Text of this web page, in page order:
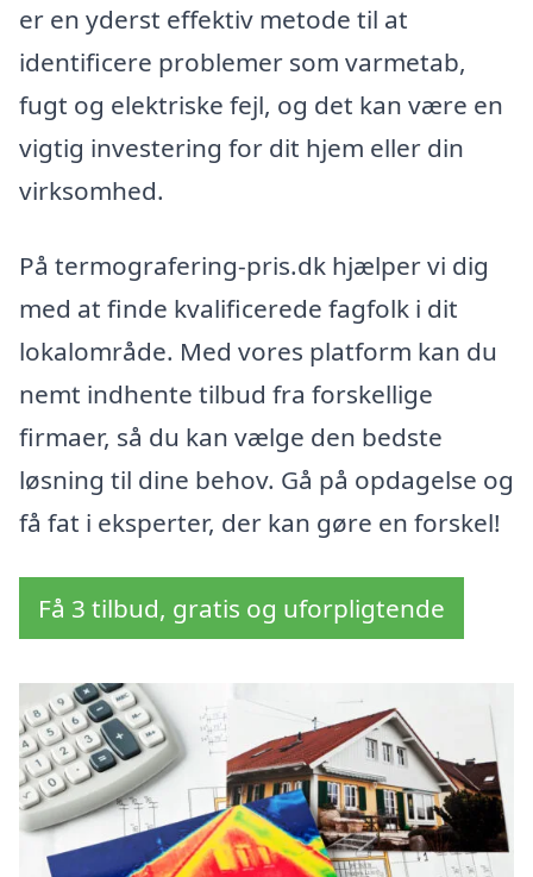
er en yderst effektiv metode til at
identificere problemer som varmetab,
fugt og elektriske fejl, og det kan være en
vigtig investering for dit hjem eller din
virksomhed.
På termografering-pris.dk hjælper vi dig
med at finde kvalificerede fagfolk i dit
lokalområde. Med vores platform kan du
nemt indhente tilbud fra forskellige
firmaer, så du kan vælge den bedste
løsning til dine behov. Gå på opdagelse og
få fat i eksperter, der kan gøre en forskel!
Få 3 tilbud, gratis og uforpligtende